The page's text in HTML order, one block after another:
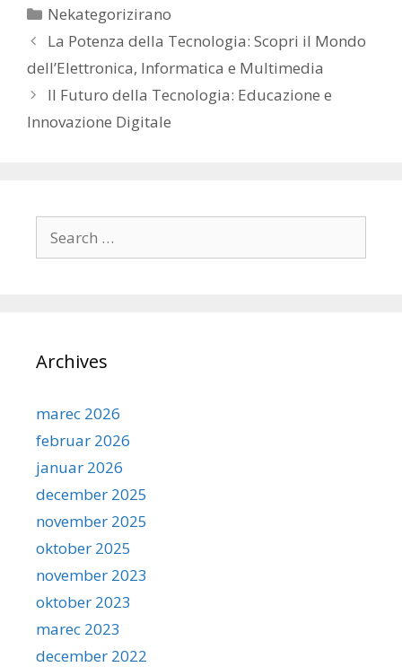
Categories
Nekategorizirano
La Potenza della Tecnologia: Scopri il Mondo
dell’Elettronica, Informatica e Multimedia
Il Futuro della Tecnologia: Educazione e
Innovazione Digitale
for:
Archives
marec 2026
februar 2026
januar 2026
december 2025
november 2025
oktober 2025
november 2023
oktober 2023
marec 2023
december 2022